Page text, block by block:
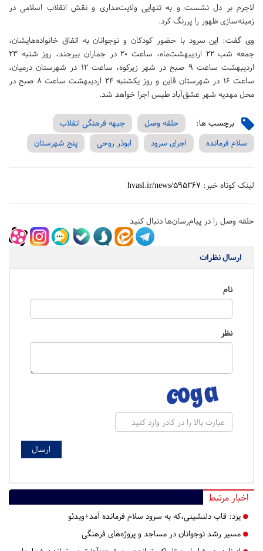
لاجرم بر دل نشست و به تنهایی ولایت‌مداری و نقش انقلاب اسلامی در
زمینه‌سازی ظهور را پررنگ کرد.
وی گفت: این سرود با حضور کودکان و نوجوانان به اتفاق خانواده‌هایشان،
جمعه‌ شب ۲۲ اردیبهشت‌ماه، ساعت ۲۰ در جماران بیرجند، روز شنبه ۲۳
اردیبهشت ساعت ۹ صبح در شهر زیرکوه، ساعت ۱۲ در شهرستان درمیان،
ساعت ۱۶ در شهرستان قاین و روز یکشنبه ۲۴ اردیبهشت ساعت ۸ صبح در
محل مهدیه شهر عشق‌آباد طبس اجرا خواهد شد.
برچسب ها: حلقه وصل
جبهه فرهنگی انقلاب
سلام فرمانده
اجرای سرود ابوذر روحی پنج شهرستان
لینک کوتاه خبر: hvasl.ir/news/595367
حلقه وصل را در پیام‌رسان‌ها دنبال کنید
ارسال نظرات
نام
نظر
اخبار مرتبط
یزد: ​​​​​​​قاب دلنشینی،که به سرود سلام فرمانده آمد+ویدئو
مسیر رشد نوجوانان در مساجد و پروژه‌های فرهنگی